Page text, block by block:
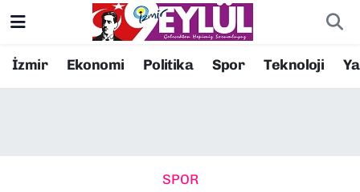
İzmir Ekonomi Politika Spor Teknoloji
SPOR
Resmi İlanlar
Konak Nöbetçi Eczaneler
Süper Lig Puan Durumu ve Fikstür